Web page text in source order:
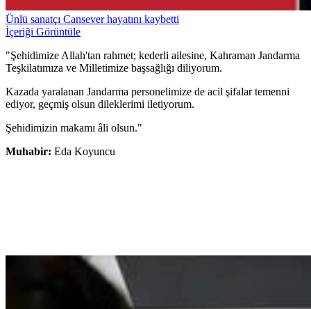
Ünlü sanatçı Cansever hayatını kaybetti
İçeriği Görüntüle
"Şehidimize Allah'tan rahmet; kederli ailesine, Kahraman Jandarma
Teşkilatımıza ve Milletimize başsağlığı diliyorum.
Kazada yaralanan Jandarma personelimize de acil şifalar temenni
ediyor, geçmiş olsun dileklerimi iletiyorum.
Şehidimizin makamı âli olsun."
Muhabir: Eda Koyuncu